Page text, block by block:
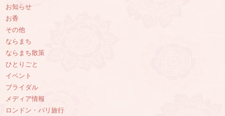
お知らせ
お香
その他
ならまち
ならまち散策
ひとりごと
イベント
ブライダル
メディア情報
ロンドン・パリ旅行